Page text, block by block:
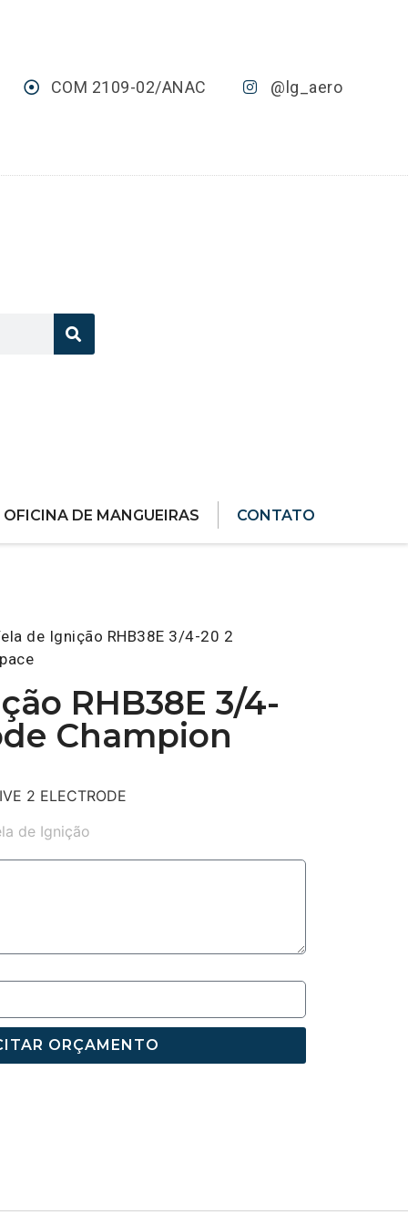
COM 2109-02/ANAC @lg_aero
OFICINA DE MANGUEIRAS CONTATO
de Ignição RHB38E 3/4-20 2
RHB38E 3/4-
Champion
2 ELECTRODE
de Ignição
ORÇAMENTO